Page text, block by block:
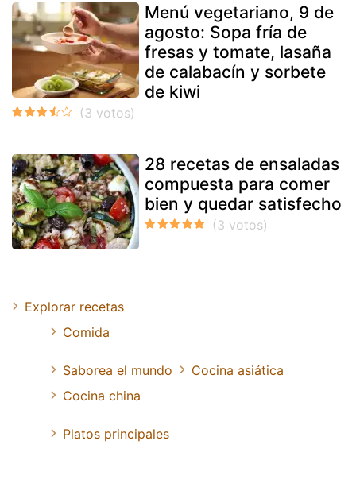
Menú vegetariano, 9 de
agosto: Sopa fría de
fresas y tomate, lasaña
de calabacín y sorbete
de kiwi
28 recetas de ensaladas
compuesta para comer
bien y quedar satisfecho
Explorar recetas
Comida
Saborea el mundo
Cocina asiática
Cocina china
Platos principales